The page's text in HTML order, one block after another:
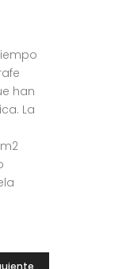
han
La